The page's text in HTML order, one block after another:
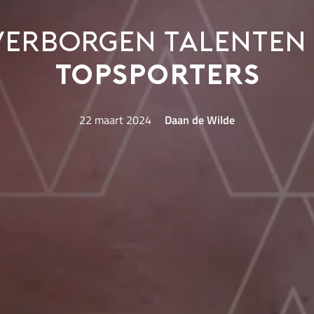
talenten
topsporters
22 maart 2024 Daan de Wilde